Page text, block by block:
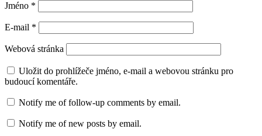
Jméno *
E-mail *
Webová stránka
Uložit do prohlížeče jméno, e-mail a webovou stránku pro
budoucí komentáře.
Notify me of follow-up comments by email.
Notify me of new posts by email.